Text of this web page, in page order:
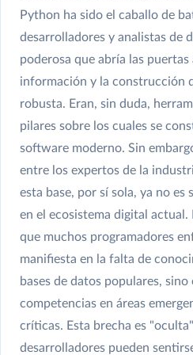
Python ha sido el caballo de
desarrolladores y analistas de
poderosa que abría las
información y la construcción
robusta. Eran, sin duda,
pilares sobre los cuales se
software moderno. Sin
entre los expertos de la
esta base, por sí sola, ya no
en el ecosistema digital actual.
que muchos programadores
manifiesta en la falta de
bases de datos populares,
competencias en áreas
críticas. Esta brecha es
desarrolladores pueden